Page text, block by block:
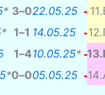
* 3–022.05.25 11.
* 1–1 14.05.25 12.
1–410.05.25* 13.
*0–005.05.25 14.